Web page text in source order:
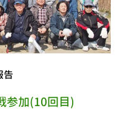
告
参加(10回目)